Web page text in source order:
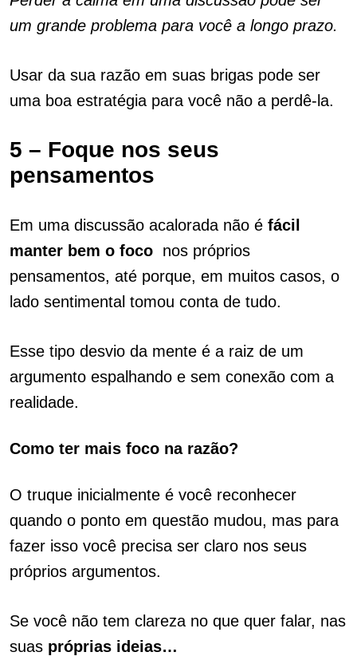
um grande problema para você a longo prazo.
Usar da sua razão em suas brigas pode ser
uma boa estratégia para você não a perdê-la.
5 – Foque nos seus
pensamentos
Em uma discussão acalorada não é fácil
manter bem o foco nos próprios
pensamentos, até porque, em muitos casos, o
lado sentimental tomou conta de tudo.
Esse tipo desvio da mente é a raiz de um
argumento espalhando e sem conexão com a
realidade.
Como ter mais foco na razão?
O truque inicialmente é você reconhecer
quando o ponto em questão mudou, mas para
fazer isso você precisa ser claro nos seus
próprios argumentos.
Se você não tem clareza no que quer falar, nas
suas próprias ideias…